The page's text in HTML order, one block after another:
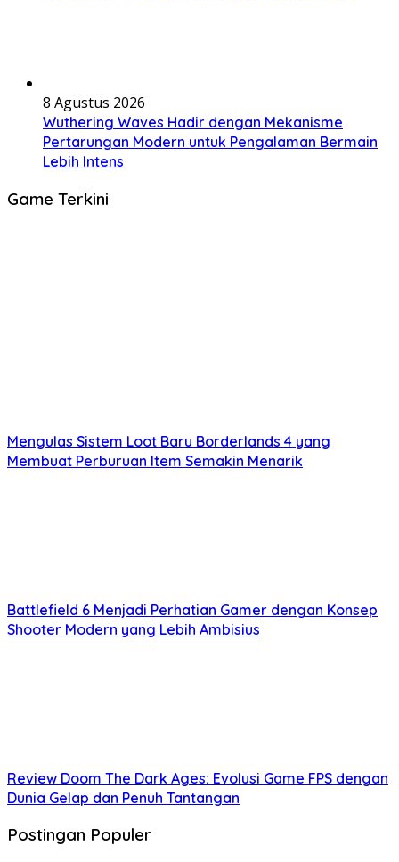
8 Agustus 2026
Wuthering Waves Hadir dengan Mekanisme
Pertarungan Modern untuk Pengalaman Bermain
Lebih Intens
Game Terkini
Mengulas Sistem Loot Baru Borderlands 4 yang
Membuat Perburuan Item Semakin Menarik
Battlefield 6 Menjadi Perhatian Gamer dengan Konsep
Shooter Modern yang Lebih Ambisius
Review Doom The Dark Ages: Evolusi Game FPS dengan
Dunia Gelap dan Penuh Tantangan
Postingan Populer